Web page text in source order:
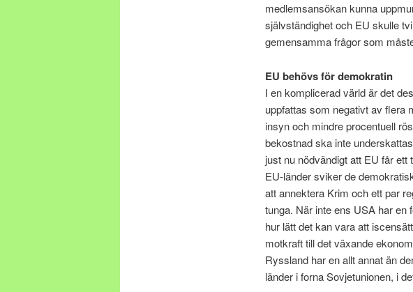
medlemsansökan kunna
självständighet och EU skulle
gemensamma frågor som
EU behövs för demokratin
I en komplicerad värld är det
uppfattas som negativt av flera
insyn och mindre procentuell
bekostnad ska inte
just nu nödvändigt att EU får
EU-länder sviker de
att annektera Krim och ett par
tunga. När inte ens USA har en
hur lätt det kan vara att
motkraft till det växande
Ryssland har en allt annat än
länder i forna Sovjetunionen, i